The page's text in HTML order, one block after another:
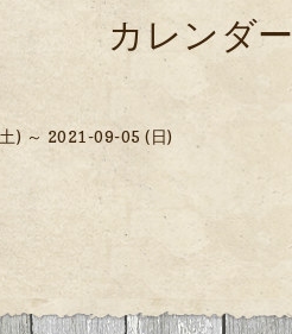
カレンダ
) ～ 2021-09-05 (日)